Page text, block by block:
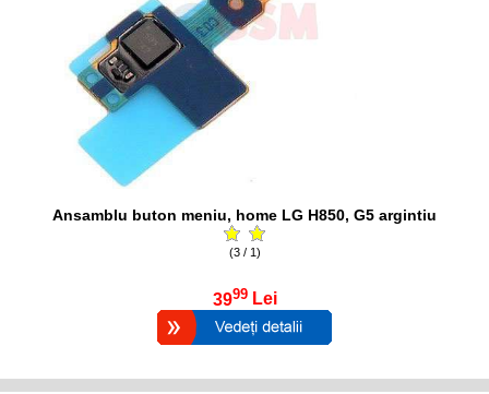
Ansamblu buton meniu, home LG H850, G5 argintiu
(3 / 1)
3999 Lei